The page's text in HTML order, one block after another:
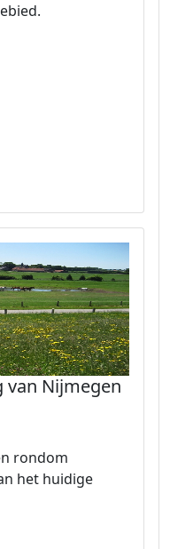
van Nijmegen
rondom
het huidige